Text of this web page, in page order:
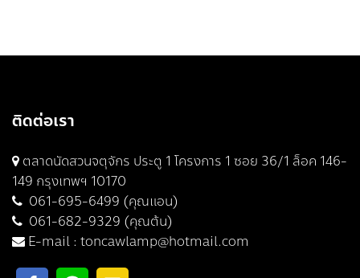
ติดต่อเรา
ตลาดนัดสวนจตุจักร ประตู 1 โครงการ 1 ซอย 36/1 ล็อค 146-
149 กรุงเทพฯ 10170
061-695-6499 (คุณแอน)
061-682-9329 (คุณต้น)
E-mail : toncawlamp@hotmail.com